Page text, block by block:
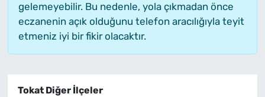
gelemeyebilir. Bu nedenle, yola çıkmadan önce
eczanenin açık olduğunu telefon aracılığıyla teyit
etmeniz iyi bir fikir olacaktır.
Tokat Diğer İlçeler